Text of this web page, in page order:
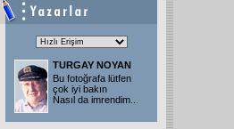
TURGAY NOYAN
Bu fotoğrafa lütfen
çok iyi bakın
Nasıl da imrendim